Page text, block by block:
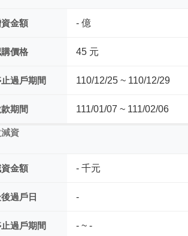
金額 - 億
價格 45 元
過戶期間 110/12/25 ~ 110/12/29
期間 111/01/07 ~ 111/02/06
資
金額 - 千元
過戶日 -
過戶期間 - ~ -